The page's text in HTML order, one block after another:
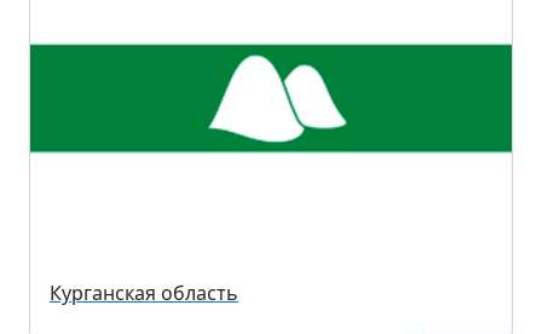
Курганская область